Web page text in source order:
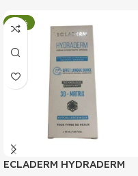
-34%
ECLADERM HYDRADERM